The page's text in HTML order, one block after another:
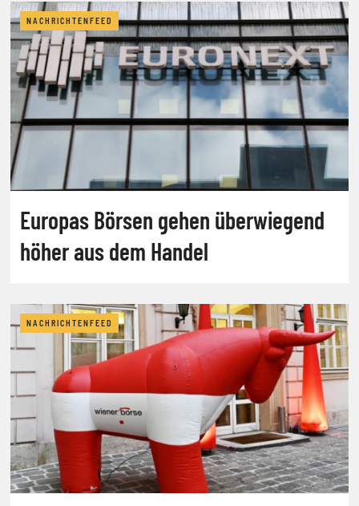
NACHRICHTENFEED
Europas Börsen gehen überwiegend
höher aus dem Handel
NACHRICHTENFEED